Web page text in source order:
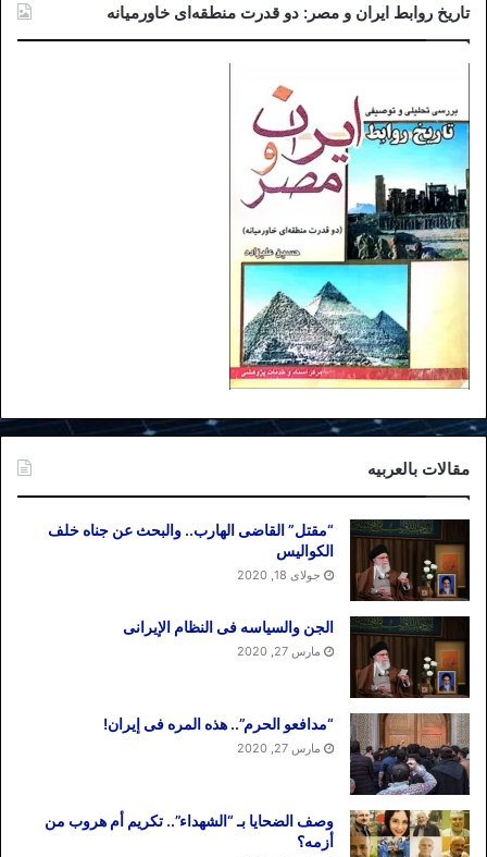
تاریخ روابط ایران و مصر: دو قدرت منطقه‌ای خاورمیانه
مقالات بالعربیه
“مقتل” القاضی الهارب.. والبحث عن جناه خلف
الکوالیس
جولای 18, 2020
الجن والسیاسه فی النظام اﻹیرانی
مارس 27, 2020
“مدافعو الحرم”.. هذه المره فی إیران!
مارس 27, 2020
وصف الضحایا بـ “الشهداء”.. تکریم أم هروب من
أزمه؟